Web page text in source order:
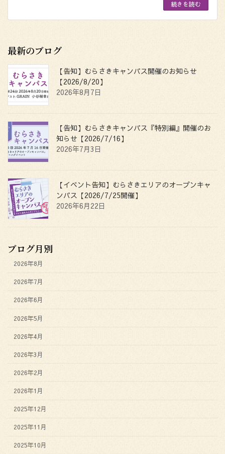
続きを読む
最新のブログ
【告知】むらさきキャンパス開催のお知らせ
【2026/8/20】
2026年8月7日
【告知】むらさきキャンパス『特別編』開催のお
知らせ【2026/7/16】
2026年7月3日
【イベント告知】むらさきエリアのオープンキャ
ンパス【2026/7/25開催】
2026年6月22日
ブログ月別
2026年8月
2026年7月
2026年6月
2026年5月
2026年4月
2026年3月
2026年2月
2026年1月
2025年12月
2025年11月
2025年10月